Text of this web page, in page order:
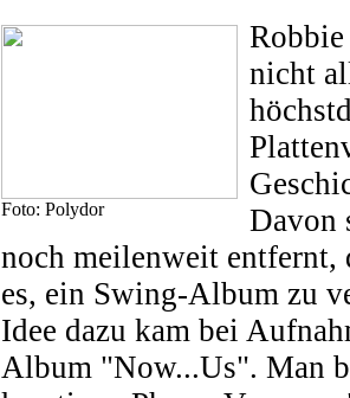
Foto: Polydor
nicht
Davon
noch meilenweit entfernt,
es, ein Swing-Album zu
Idee dazu kam bei
Album "Now...Us". Man